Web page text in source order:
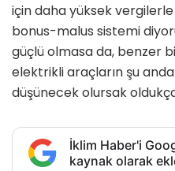
için daha yüksek
bonus-malus sistemi
güçlü olmasa da, benzer
elektrikli araçların şu
düşünecek olursak
İklim Haber'i
kaynak olarak